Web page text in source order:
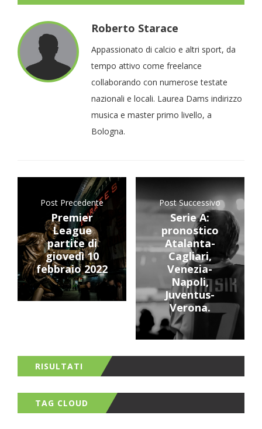
Roberto Starace
Appassionato di calcio e altri sport, da
tempo attivo come freelance
collaborando con numerose testate
nazionali e locali. Laurea Dams indirizzo
musica e master primo livello, a
Bologna.
Post Precedente
Premier
League
partite di
giovedì 10
febbraio 2022
Post Successivo
Serie A:
pronostico
Atalanta-
Cagliari,
Venezia-
Napoli,
Juventus-
Verona.
RISULTATI
TAG CLOUD